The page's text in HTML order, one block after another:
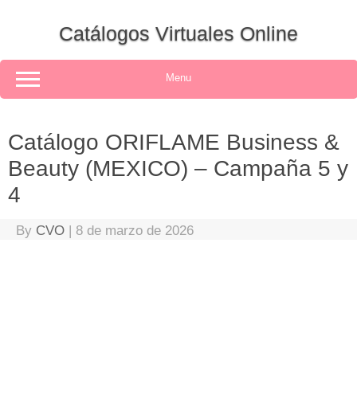
Catálogos Virtuales Online
Menu
Catálogo ORIFLAME Business &
Beauty (MEXICO) – Campaña 5 y
4
By CVO | 8 de marzo de 2026